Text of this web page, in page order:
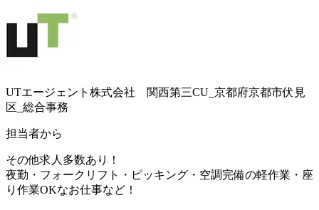
UTエージェント株式会社 関西第三CU_京都府京都市伏見
区_総合事務
担当者から
その他求人多数あり！
夜勤・フォークリフト・ピッキング・空調完備の軽作業・座
り作業OKなお仕事など！